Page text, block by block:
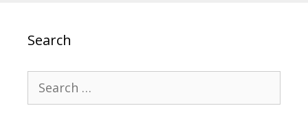
Search
for: